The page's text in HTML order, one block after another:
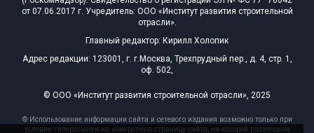
от 07.06.2017 г. Учредитель: ООО «Институт развития строительной
отрасли».
Главный редактор: Кирилл Холопик
Адрес редакции: 123001, г. г.Москва, Трехпрудный пер., д. 4, стр. 1,
оф. 502,
© ООО «Институт развития строительной отрасли», 2025
© Использование информации сайта и сетевого издания возможно только при
условии гиперссылки на конкретную страницу сайта, на которой размещена